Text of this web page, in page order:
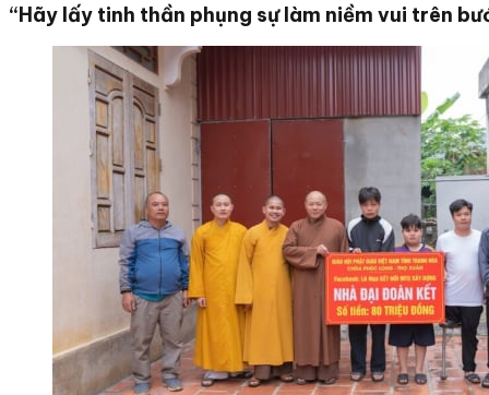
“Hãy lấy tinh thần phụng sự làm niềm vui trên